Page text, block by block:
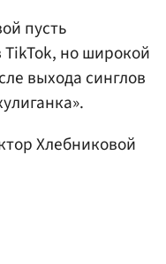
пусть
TikTok, но широкой
выхода синглов
Хлебниковой